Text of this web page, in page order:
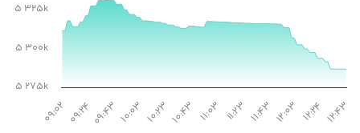
09:02 09:24 09:43 10:03 10:23 10:43 11:03 11:23 11:43 12:03 12:24 12:43
5 275k
5 300k
5 325k